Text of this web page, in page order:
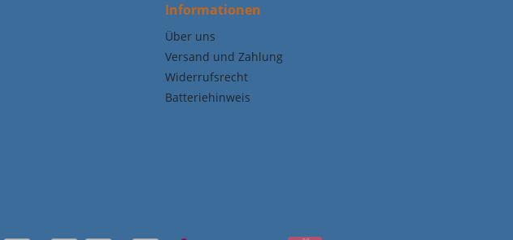
Informationen
Über uns
Versand und Zahlung
Widerrufsrecht
Batteriehinweis